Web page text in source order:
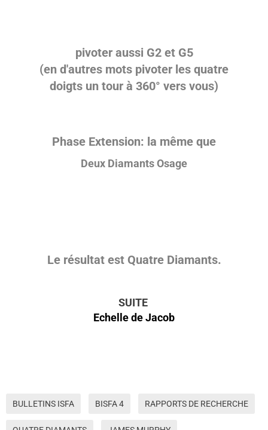
pivoter aussi G2 et G5
(en d'autres mots pivoter les quatre
doigts un tour à 360° vers vous)
Phase Extension: la même que
Deux Diamants Osage
Le résultat est Quatre Diamants.
SUITE
Echelle de Jacob
BULLETINS ISFA BISFA 4 RAPPORTS DE RECHERCHE